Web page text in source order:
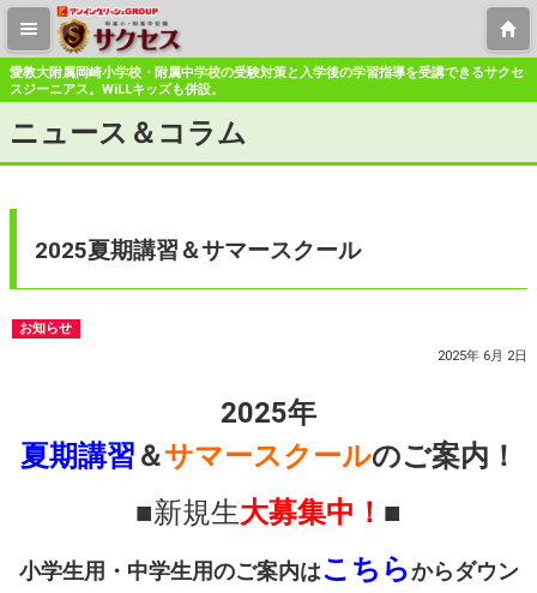
愛教大附属岡崎小学校・附属中学校の受験対策と入学後の学習指導を受講できるサクセ
スジーニアス。WiLLキッズも併設。
ニュース＆コラム
2025夏期講習＆サマースクール
お知らせ
2025年 6月 2日
2025年
夏期講習 ＆サマースクールのご案内！
■新規生大募集中！ ■
小学生用・中学生用のご案内はこちらからダウン